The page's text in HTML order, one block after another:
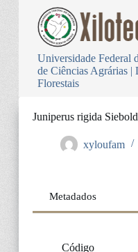
Universidade Federal
de Ciências Agrárias |
Florestais
Juniperus rigida
xyloufam
Metadados
Código